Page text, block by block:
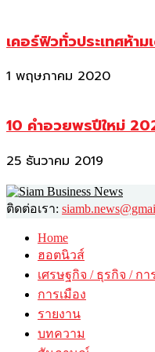
เคอร์ฟิวทั่วประเทศห้า
1 พฤษภาคม 2020
10 คำอวยพรปีใหม่
25 ธันวาคม 2019
ติดต่อเรา:
Home
ฮอตนิวส์
เศรษฐกิจ / ธุรกิจ / ก
การเมือง
รายงาน
บทความ